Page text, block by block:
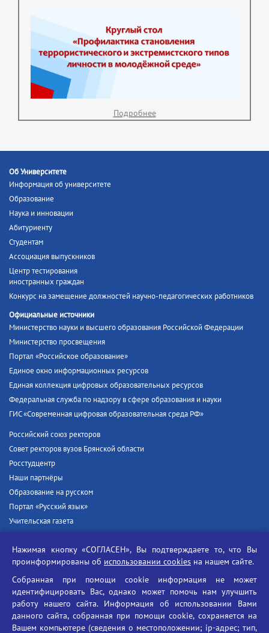
Подробнее
Об Университете
Информация об университете
Образование
Наука и инновации
Абитуриенту
Студентам
Ассоциация выпускников
Центр тестирования
иностранных граждан
Конкурс на замещение должностей научно-педагогических работников
Официальные источники
Министерство науки и высшего образования Российской Федерации
Министерство просвещения
Портал «Российское образование»
Единое окно информационных ресурсов
Единая коллекция цифровых образовательных ресурсов
Федеральная служба по надзору в сфере образования и науки
ГИС «Современная цифровая образовательная среда РФ»
Российский союз ректоров
Совет ректоров вузов Брянской области
Росстудцентр
Наши партнёры
Образование на русском
Портал «Русский язык»
Учительская газета
Единый портал государственных услуг
Противодействие угрозам информационной безопасности
Социальные ролики - Генеральная прокуратура РФ
Противодействие коррупции
БГУ против наркотиков
Нажимая кнопку «СОГЛАСЕН», Вы подтверждаете то, что Вы
проинформированы об использовании cookies на нашем сайте.
Собранная при помощи cookie информация не может
идентифицировать Вас, однако может помочь нам улучшить
работу нашего сайта. Информация об использовании Вами
данного сайта, собранная при помощи cookie, сохраняется на
Вашем компьютере (сведения о местоположении; ip-адрес; тип,